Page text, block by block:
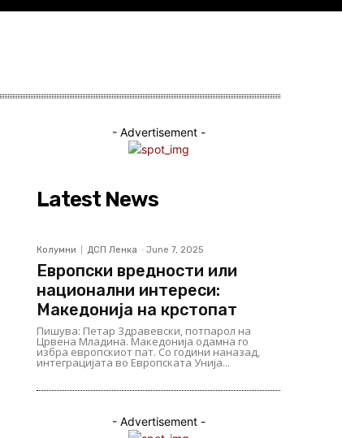
- Advertisement -
Latest News
Колумни ДСП Ленка - June 7, 2025
Европски вредности или
национални интереси:
Македонија на крстопат
Пишува: Петар Здравевски, потпарол на
Црвена Младина. Македонија одамна го
избра европскиот пат. Со години наназад,
интеграцијата во Европската Унија...
- Advertisement -